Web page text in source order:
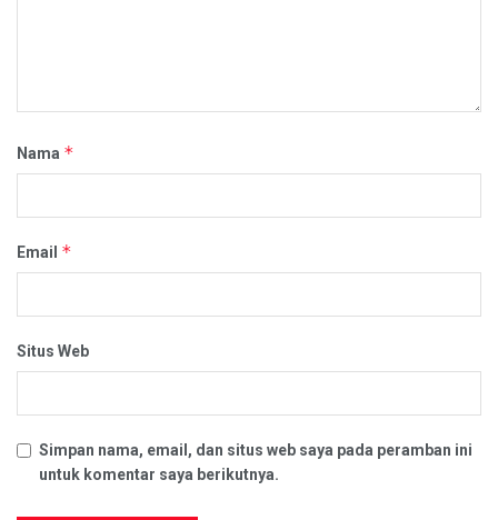
Nama *
Email *
Situs Web
Simpan nama, email, dan situs web saya pada peramban ini
untuk komentar saya berikutnya.